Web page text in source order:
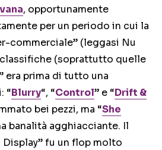
, opportunamente
per un periodo in cui la
commerciale” (leggasi Nu
(soprattutto quelle
era prima di tutto una
“Blurry“, “Control” e “Drift &
bei pezzi, ma “She
banalità agghiacciante. Il
fu un flop molto